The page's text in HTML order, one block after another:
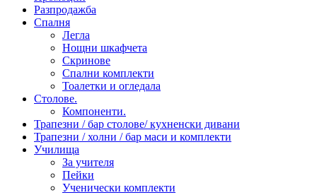
Разпродажба
Спалня
Легла
Нощни шкафчета
Скринове
Спални комплекти
Тоалетки и огледала
Столове.
Компоненти.
Трапезни / бар столове/ кухненски дивани
Трапезни / холни / бар маси и комплекти
Училища
За учителя
Пейки
Ученически комплекти